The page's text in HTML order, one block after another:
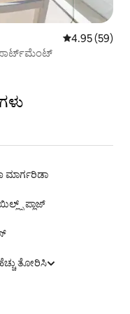
5 ರಲ್ಲಿ 4.95
4.95 (59)
ಅಪಾರ್ಟ್‌ಮೆಂಟ್
ಮಾರ್ಗರಿಡಾ
ಪ್ಲಾಜ್
ತೋರಿಸಿ